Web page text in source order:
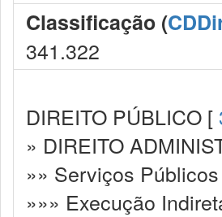
Classificação (
341.322
DIREITO PÚBLICO [
» DIREITO
»» Serviços
»»» Execução